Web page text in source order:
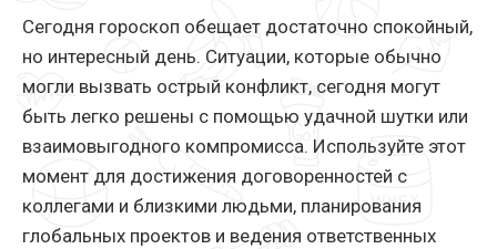
Сегодня гороскоп обещает достаточно спокойный,
но интересный день. Ситуации, которые обычно
могли вызвать острый конфликт, сегодня могут
быть легко решены с помощью удачной шутки или
взаимовыгодного компромисса. Используйте этот
момент для достижения договоренностей с
коллегами и близкими людьми, планирования
глобальных проектов и ведения ответственных